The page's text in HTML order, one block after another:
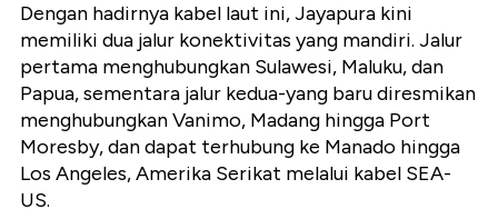
Dengan hadirnya kabel laut ini, Jayapura kini
memiliki dua jalur konektivitas yang mandiri. Jalur
pertama menghubungkan Sulawesi, Maluku, dan
Papua, sementara jalur kedua-yang baru diresmikan
menghubungkan Vanimo, Madang hingga Port
Moresby, dan dapat terhubung ke Manado hingga
Los Angeles, Amerika Serikat melalui kabel SEA-
US.